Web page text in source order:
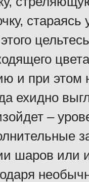
и при этом
ехидно
–
шаров или